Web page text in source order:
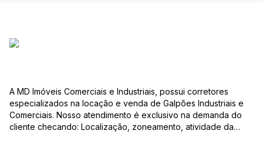
A MD Imóveis Comerciais e Industriais, possui corretores
especializados na locação e venda de Galpões Industriais e
Comerciais. Nosso atendimento é exclusivo na demanda do
cliente checando: Localização, zoneamento, atividade da